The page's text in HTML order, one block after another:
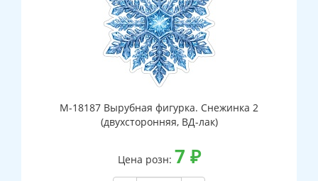
М-18187 Вырубная фигурка. Снежинка 2
(двухсторонняя, ВД-лак)
Цена розн: 7 ₽